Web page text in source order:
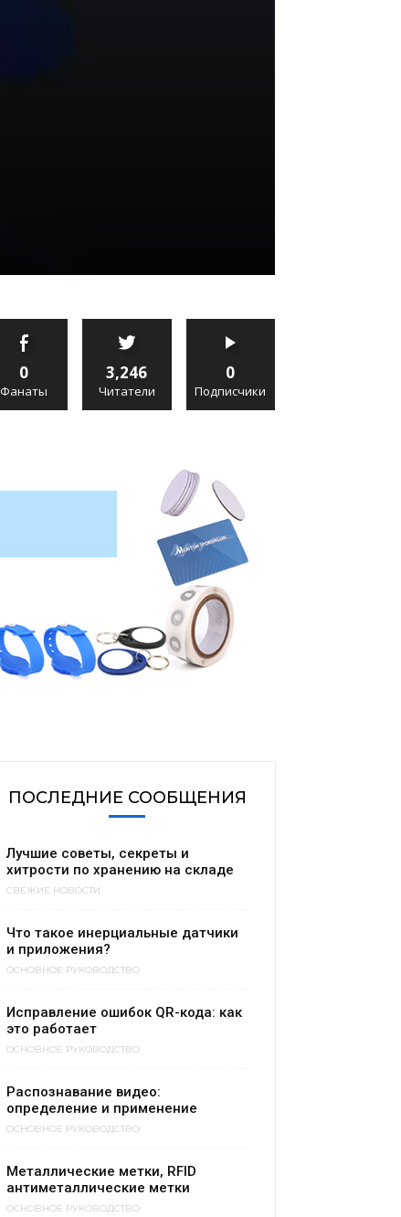
0
Фанаты
3,246
Читатели
0
Подписчики
ПОСЛЕДНИЕ СООБЩЕНИЯ
Лучшие советы, секреты и
хитрости по хранению на складе
СВЕЖИЕ НОВОСТИ
Что такое инерциальные датчики
и приложения?
ОСНОВНОЕ РУКОВОДСТВО
Исправление ошибок QR-кода: как
это работает
ОСНОВНОЕ РУКОВОДСТВО
Распознавание видео:
определение и применение
ОСНОВНОЕ РУКОВОДСТВО
Металлические метки, RFID
антиметаллические метки
ОСНОВНОЕ РУКОВОДСТВО